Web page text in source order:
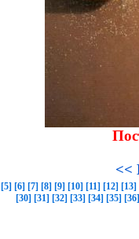
<<
[5] [6] [7] [8] [9] [10] [11] [12] [13]
[30] [31] [32] [33] [34] [35] [36]